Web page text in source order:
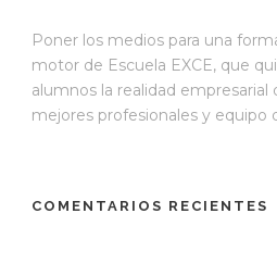
Poner los medios para una
motor de Escuela EXCE, que
alumnos la realidad empresarial
mejores profesionales y equipo
COMENTARIOS RECIENTES